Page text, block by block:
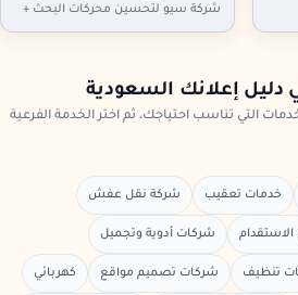
شركة سيو لتحسين محركات البحث +
مستمر لرفع العملاء والمبيعات مع
دليل إعلانك السعودية
إعلانك السعودية
التي تناسب احتياجك، ثم اختر الخدمة الفرعية
خدمات تعقيب شركة نقل عفش
شركات أدوية وتجميل
تنظيف شركات تصميم مواقع كهربائي